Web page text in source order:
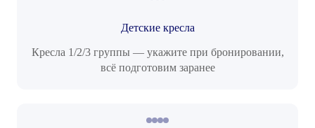
Детские кресла
Кресла 1/2/3 группы — укажите при бронировании,
всё подготовим заранее